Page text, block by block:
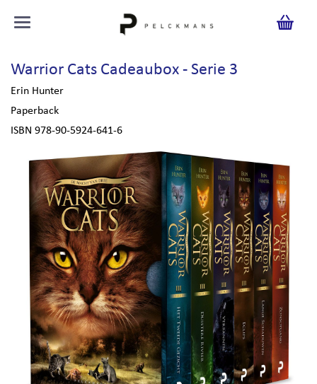
Warrior Cats Cadeaubox - Serie 3
Erin Hunter
Paperback
ISBN 978-90-5924-641-6